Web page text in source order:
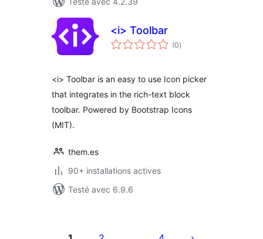
<i> Toolbar
(0notes
en
)
<i> Toolbar is an easy to use Icon picker
that integrates in the rich-text block
toolbar. Powered by Bootstrap Icons
(MIT).
them.es
90+ installations actives
Testé avec 6.9.6